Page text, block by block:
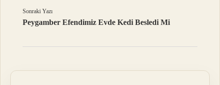
Sonraki Yazı
Peygamber Efendimiz Evde Kedi Besledi Mi